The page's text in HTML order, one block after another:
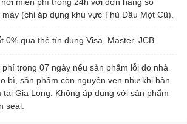
(chỉ áp dụng khu vực Thủ Dầu Một Cũ).
0% qua thẻ tín dụng Visa, Master, JCB
trong 07 ngày nếu sản phẩm lỗi do nhà
bì, sản phẩm còn nguyên vẹn như khi bàn
tại Gia Long. Không áp dụng với sản phẩm
seal.